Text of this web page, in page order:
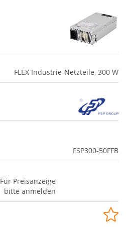
FLEX Industrie-Netzteile, 300 W
FSP300-50FFB
Für Preisanzeige
bitte anmelden